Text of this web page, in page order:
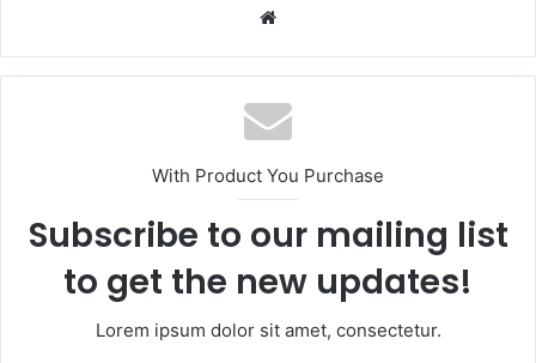
Website
With Product You Purchase
Subscribe to our mailing list
to get the new updates!
Lorem ipsum dolor sit amet, consectetur.